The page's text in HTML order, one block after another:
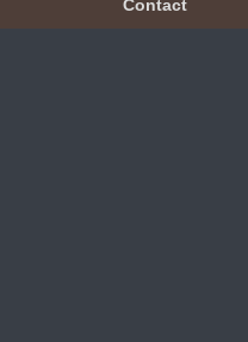
Contact